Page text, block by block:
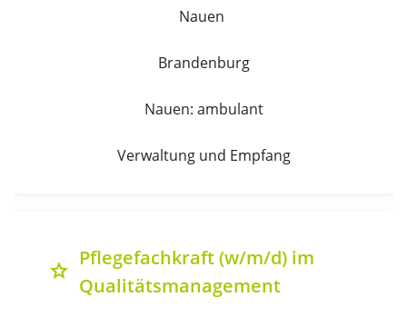
Nauen
Brandenburg
Nauen: ambulant
Verwaltung und Empfang
grade
Pflegefachkraft (w/m/d) im
Qualitätsmanagement